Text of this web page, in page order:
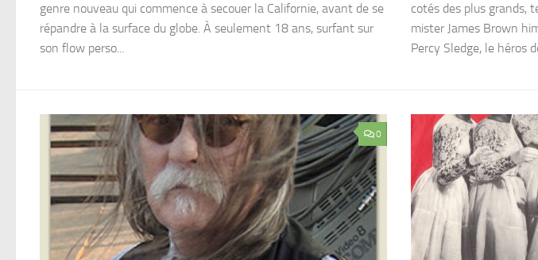
genre nouveau qui commence à secouer la Californie, avant de se
répandre à la surface du globe. À seulement 18 ans, surfant sur
son flow perso...
cotés des plus grands,
mister James Brown
Percy Sledge, le héros
0